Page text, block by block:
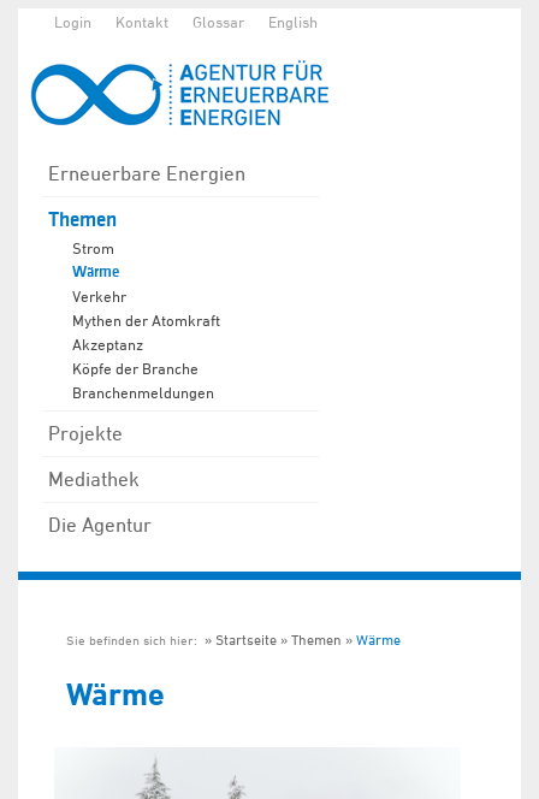
Login Kontakt Glossar English
Erneuerbare Energien
Themen
Strom
Wärme
Verkehr
Mythen der Atomkraft
Akzeptanz
Köpfe der Branche
Branchenmeldungen
Projekte
Mediathek
Die Agentur
Sie befinden sich hier: Startseite Themen Wärme
Wärme